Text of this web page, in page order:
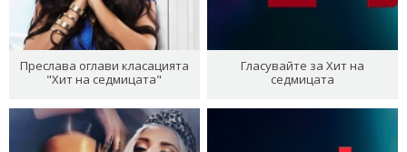
Преслава оглави класацията
"Хит на седмицата"
Гласувайте за Хит на
седмицата